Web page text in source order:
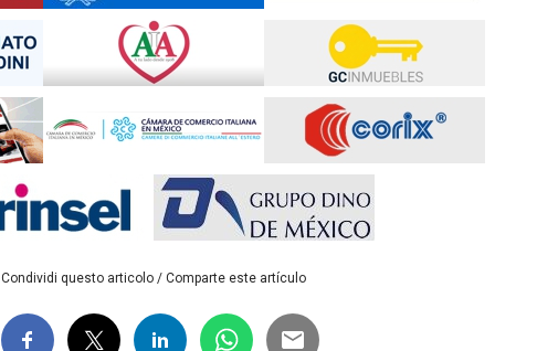
Condividi questo articolo / Comparte este artículo